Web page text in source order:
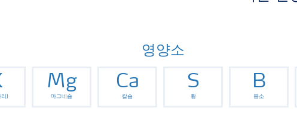
영양소
)
Mg
마그네슘
Ca
칼슘
S
황
B
붕소